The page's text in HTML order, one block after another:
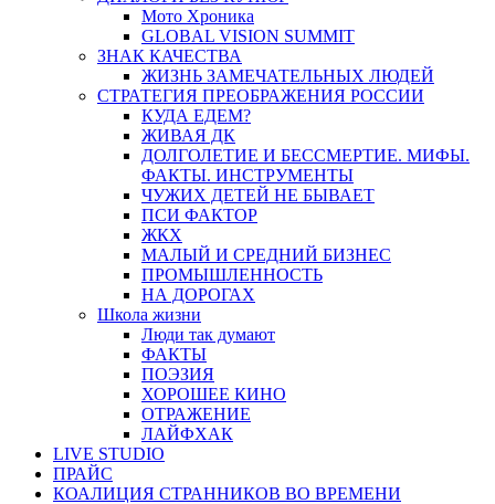
Мото Хроника
GLOBAL VISION SUMMIT
ЗНАК КАЧЕСТВА
ЖИЗНЬ ЗАМЕЧАТЕЛЬНЫХ ЛЮДЕЙ
СТРАТЕГИЯ ПРЕОБРАЖЕНИЯ РОССИИ
КУДА ЕДЕМ?
ЖИВАЯ ДК
ДОЛГОЛЕТИЕ И БЕССМЕРТИЕ. МИФЫ.
ФАКТЫ. ИНСТРУМЕНТЫ
ЧУЖИХ ДЕТЕЙ НЕ БЫВАЕТ
ПСИ ФАКТОР
ЖКХ
МАЛЫЙ И СРЕДНИЙ БИЗНЕС
ПРОМЫШЛЕННОСТЬ
НА ДОРОГАХ
Школа жизни
Люди так думают
ФАКТЫ
ПОЭЗИЯ
ХОРОШЕЕ КИНО
ОТРАЖЕНИЕ
ЛАЙФХАК
LIVE STUDIO
ПРАЙС
КОАЛИЦИЯ СТРАННИКОВ ВО ВРЕМЕНИ